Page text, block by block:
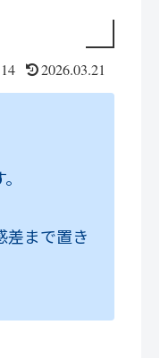
2026.03.21
差まで置き